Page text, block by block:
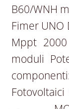
B60/WNH
Fimer UNO
Mppt
moduli
Fotovoltaici